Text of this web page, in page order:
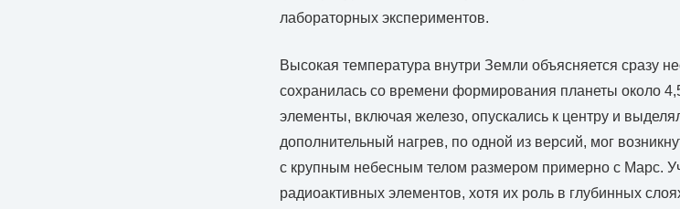
лабораторных экспериментов.
Высокая температура внутри Земли объясняется сразу
сохранилась со времени формирования планеты около
элементы, включая железо, опускались к центру и
дополнительный нагрев, по одной из версий, мог
с крупным небесным телом размером примерно с Марс.
радиоактивных элементов, хотя их роль в глубинных